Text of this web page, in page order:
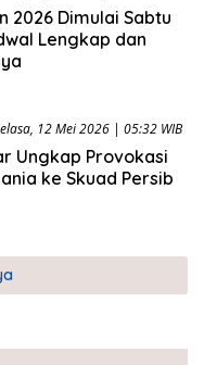
2026 Dimulai Sabtu
Lengkap dan
12 Mei 2026 | 05:32 WIB
Ungkap Provokasi
ke Skuad Persib